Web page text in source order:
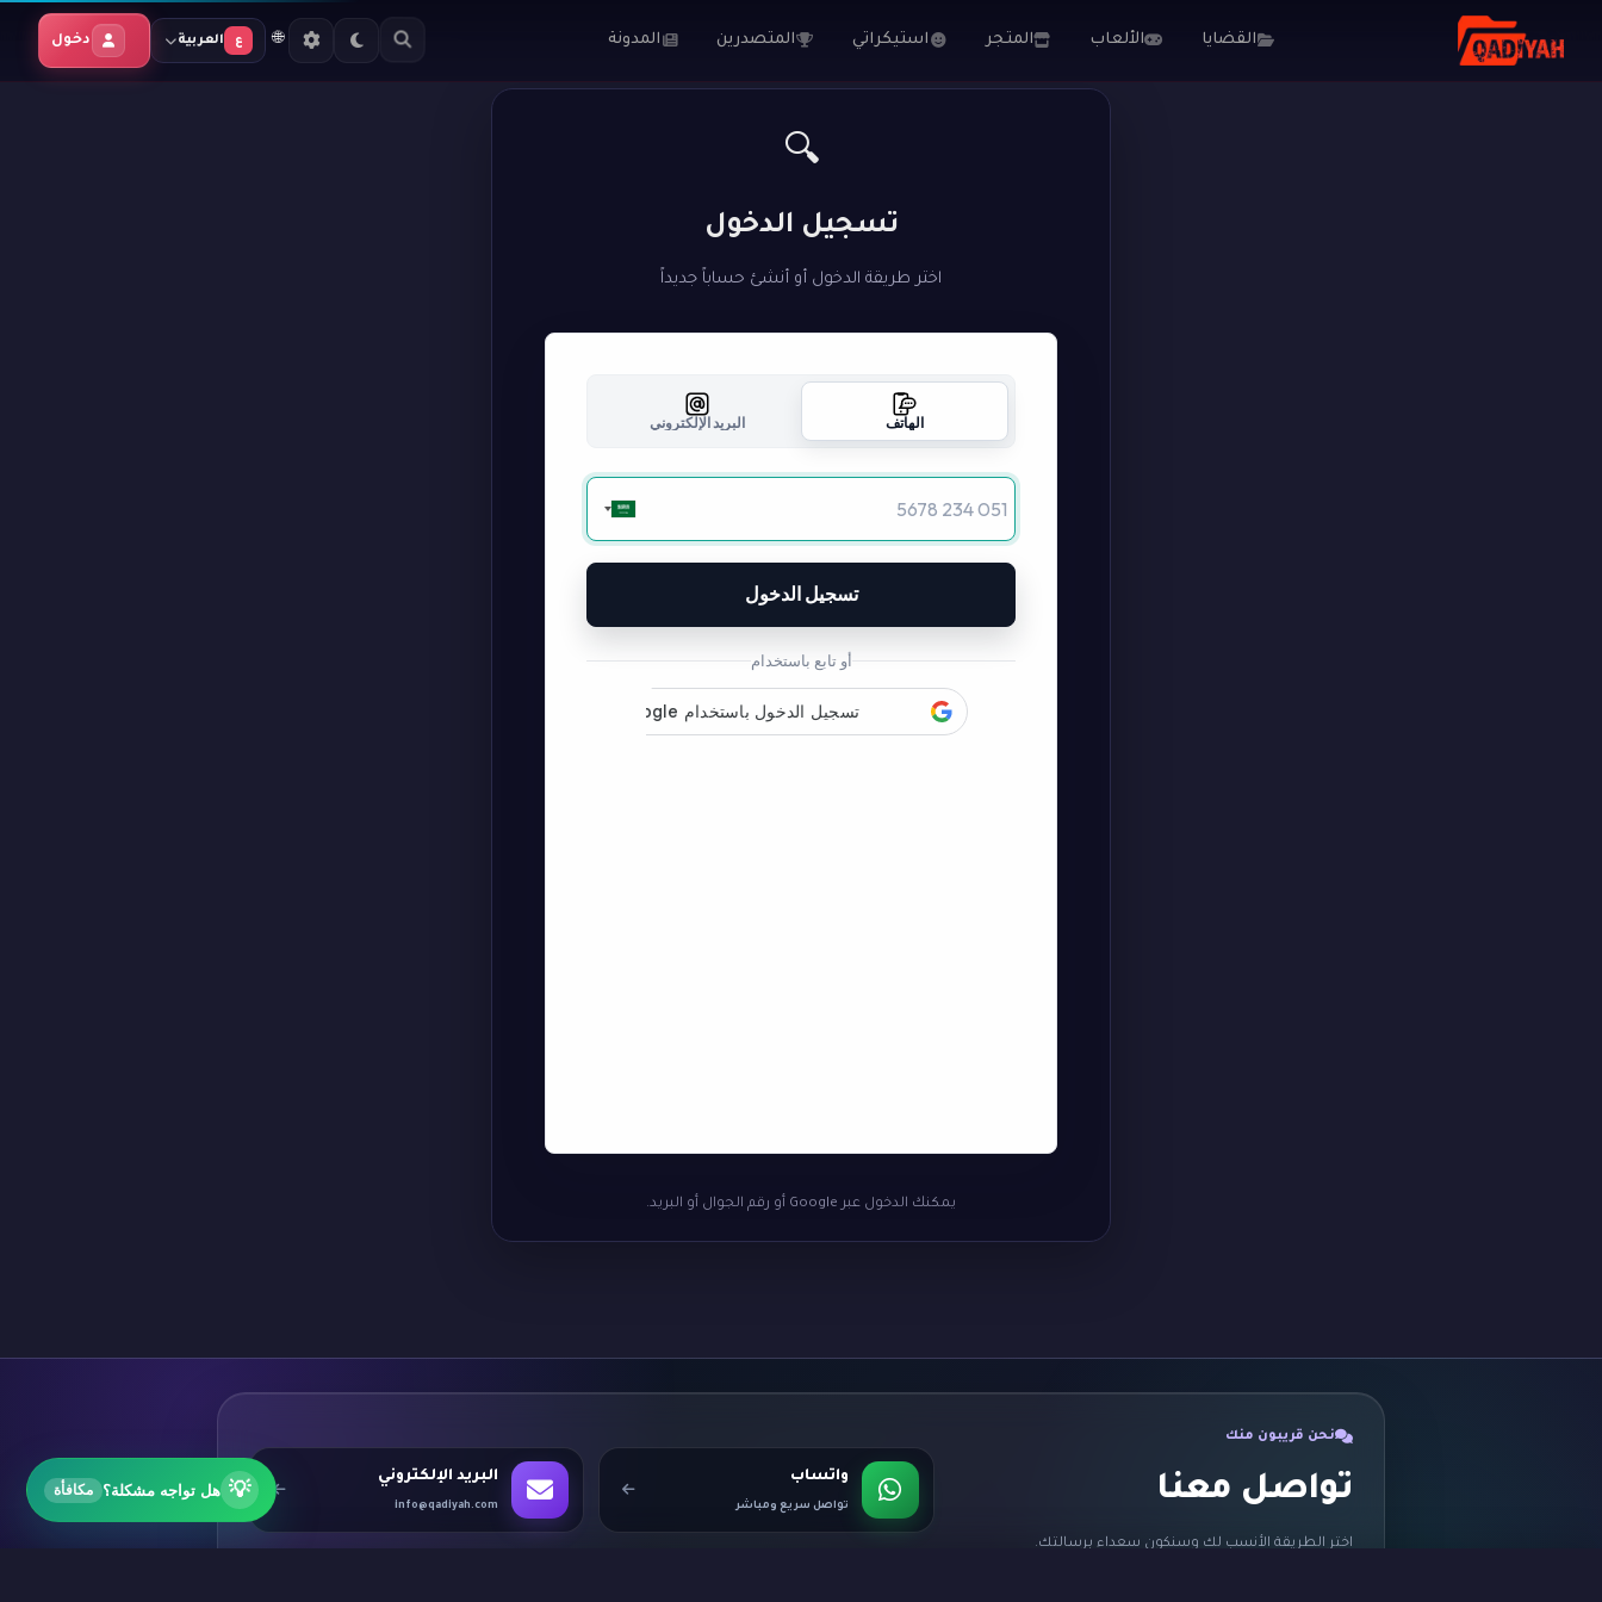
القضايا الألعاب المتجر استيكراتي المتصدرين المدونة 🌐 ع العربية دخول
🔍
تسجيل الدخول
اختر طريقة الدخول أو أنشئ حساباً جديداً
الهاتف البريد الإلكتروني
تسجيل الدخول
أو تابع باستخدام
يمكنك الدخول عبر Google أو رقم الجوال أو البريد.
نحن قريبون منك
تواصل معنا
اختر الطريقة الأنسب لك وسنكون سعداء برسالتك.
واتساب
تواصل سريع ومباشر
البريد الإلكتروني
info@qadiyah.com
💡 هل تواجه مشكلة؟ مكافأة